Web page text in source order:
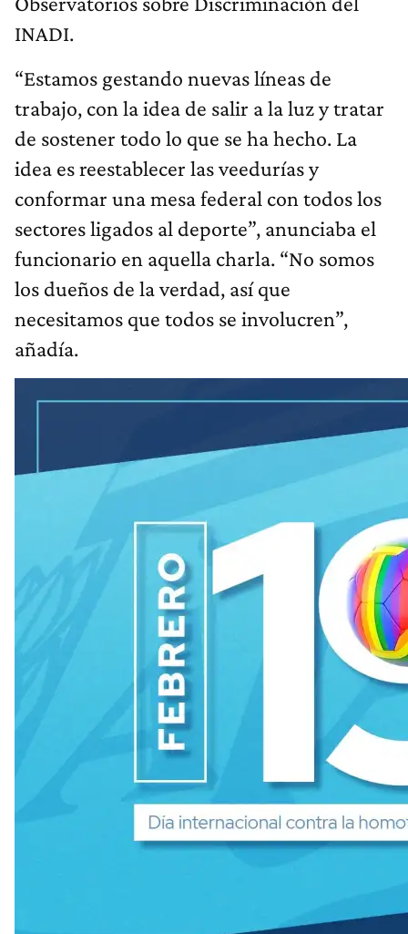
INADI.
“Estamos gestando nuevas líneas de
trabajo, con la idea de salir a la luz y tratar
de sostener todo lo que se ha hecho. La
idea es reestablecer las veedurías y
conformar una mesa federal con todos los
sectores ligados al deporte”, anunciaba el
funcionario en aquella charla. “No somos
los dueños de la verdad, así que
necesitamos que todos se involucren”,
añadía.